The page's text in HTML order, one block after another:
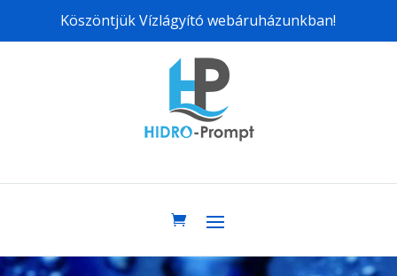
Köszöntjük Vízlágyító webáruházunkban!